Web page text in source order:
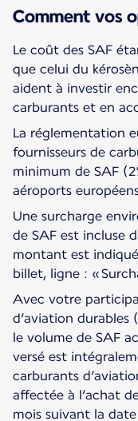
Comment vos
Le coût des SAF
que celui du
aident à investir
carburants et en
La réglementation
fournisseurs de
minimum de SAF
aéroports
Une surcharge
de SAF est incluse
montant est
billet, ligne : «
Avec votre
d’aviation durables
le volume de SAF
versé est
carburants
affectée à l’achat
mois suivant la